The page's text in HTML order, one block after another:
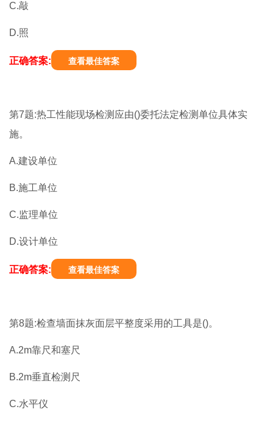
C.敲
D.照
正确答案: 查看最佳答案
第7题:热工性能现场检测应由()委托法定检测单位具体实
施。
A.建设单位
B.施工单位
C.监理单位
D.设计单位
正确答案: 查看最佳答案
第8题:检查墙面抹灰面层平整度采用的工具是()。
A.2m靠尺和塞尺
B.2m垂直检测尺
C.水平仪